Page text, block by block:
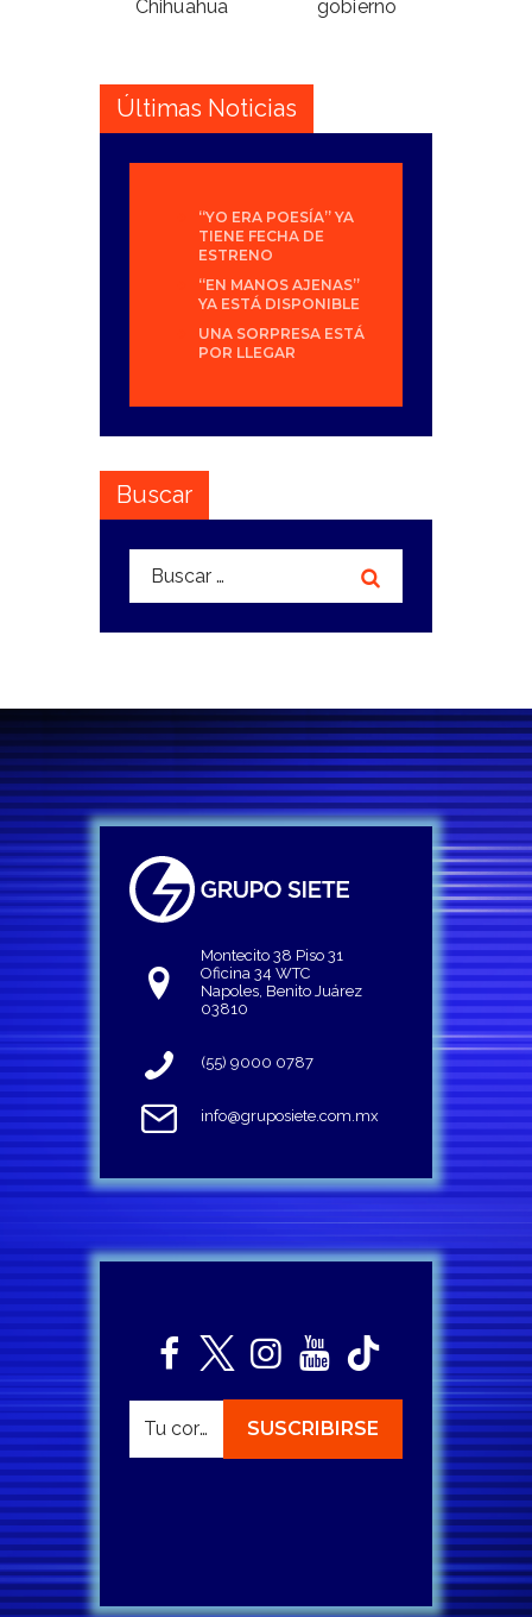
Chihuahua
gobierno
Últimas Noticias
“YO ERA POESÍA” YA
TIENE FECHA DE
ESTRENO
“EN MANOS AJENAS”
YA ESTÁ DISPONIBLE
UNA SORPRESA ESTÁ
POR LLEGAR
Buscar
Buscar:
Montecito 38 Piso 31
Oficina 34 WTC
Napoles, Benito Juárez
03810
(55) 9000 0787
info@gruposiete.com.mx